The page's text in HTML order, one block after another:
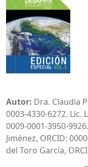
Autor: Dra. Claudia
0003-4330-6272. Lic.
0009-0001-3950-
Jiménez, ORCID:
del Toro García,